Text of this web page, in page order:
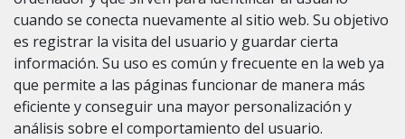
cuando se conecta nuevamente al sitio web. Su objetivo
es registrar la visita del usuario y guardar cierta
información. Su uso es común y frecuente en la web ya
que permite a las páginas funcionar de manera más
eficiente y conseguir una mayor personalización y
análisis sobre el comportamiento del usuario.